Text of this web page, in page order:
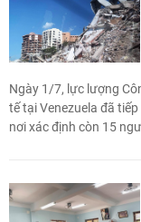
Ngày 1/7, lực lượng
tế tại Venezuela đã
nơi xác định còn 15